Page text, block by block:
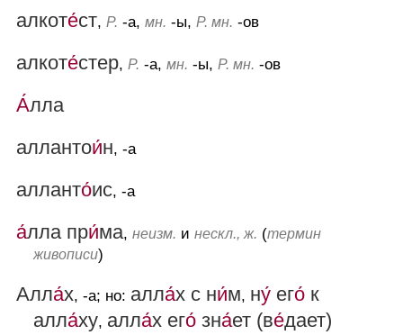
алкоте́ст, Р. -а, мн. -ы, Р. мн. -ов
алкоте́стер, Р. -а, мн. -ы, Р. мн. -ов
А́лла
аллантои́н, -а
алланто́ис, -а
а́лла при́ма, неизм. и нескл., ж. (термин
живописи)
Алла́х, -а; но: алла́х с ни́м, ну́ его́ к
алла́ху, алла́х его́ зна́ет (ве́дает)